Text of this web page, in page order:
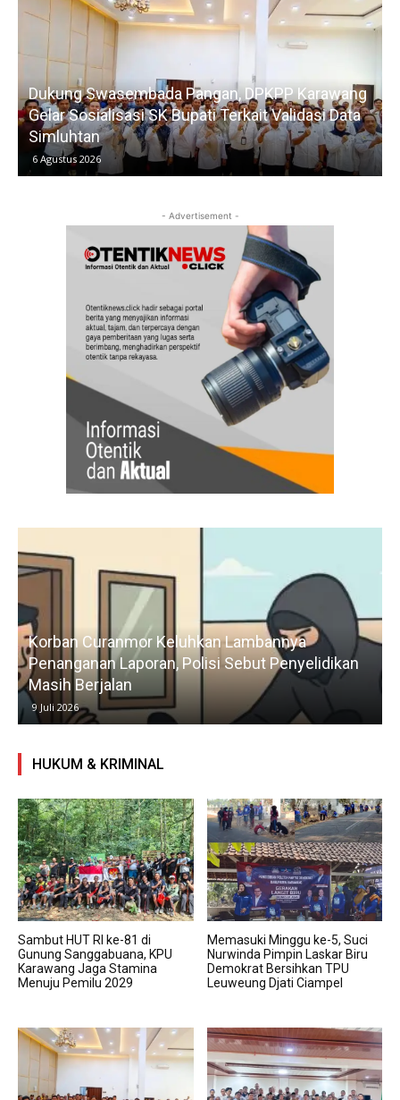
Dukung Swasembada Pangan, DPKPP Karawang
Gelar Sosialisasi SK Bupati Terkait Validasi Data
Simluhtan
6 Agustus 2026
- Advertisement -
Korban Curanmor Keluhkan Lambannya
Penanganan Laporan, Polisi Sebut Penyelidikan
Masih Berjalan
9 Juli 2026
HUKUM & KRIMINAL
Sambut HUT RI ke-81 di
Gunung Sanggabuana, KPU
Karawang Jaga Stamina
Menuju Pemilu 2029
Memasuki Minggu ke-5, Suci
Nurwinda Pimpin Laskar Biru
Demokrat Bersihkan TPU
Leuweung Djati Ciampel